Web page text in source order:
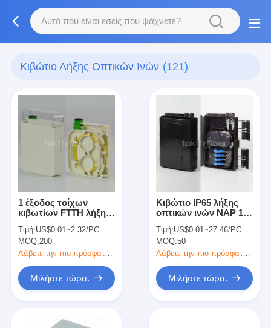
Κιβώτιο Λήξης Οπτικών Ινών (121)
1 έξοδος τοίχων
κιβωτίων FTTH λήξης
με την πλεξίδα
προσαρμοστών Sc
Τιμή:US$0.01~2.32/PC
MOQ:200
Λάβετε την πιο πρόσφατη τιμή
Μιλήστε τώρα.
Κιβώτιο IP65 λήξης
οπτικών ινών NAP 16
θραύστη PLC 0.9mm
το μίνι
Τιμή:US$0.01~27.46/PC
MOQ:50
Μιλήστε τώρα.